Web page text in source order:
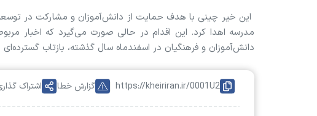
مدرسه اهدا کرد. این اقدام در حالی صورت می‌گیرد که اخبار
دانش‌آموزان و فرهنگیان در اسفندماه سال گذشته، بازتاب
https://kheiriran.ir/0001U2 گزارش خطا اشتراک